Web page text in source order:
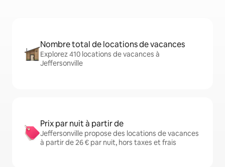
Nombre total de locations de vacances
Explorez 410 locations de vacances à
Jeffersonville
Prix par nuit à partir de
Jeffersonville propose des locations de vacances
à partir de 26 € par nuit, hors taxes et frais